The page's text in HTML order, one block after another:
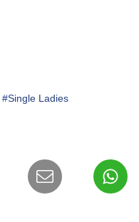
#Single Ladies